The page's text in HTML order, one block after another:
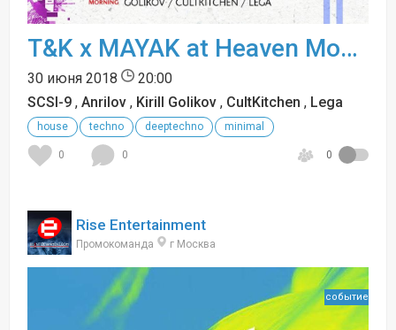
T&K x MAYAK at Heaven Moscow
30 июня 2018
20:00
SCSI-9 , Anrilov , Kirill Golikov , CultKitchen , Lega
house techno deeptechno minimal
0 0 0
Rise Entertainment
Промокоманда г Москва
событие